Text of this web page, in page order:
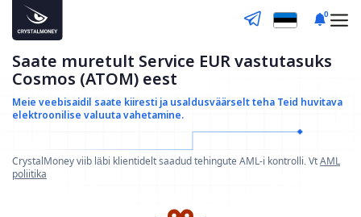
0
Saate muretult Service EUR vastutasuks
Cosmos (ATOM) eest
Meie veebisaidil saate kiiresti ja usaldusväärselt teha Teid huvitava
elektroonilise valuuta vahetamine.
CrystalMoney viib läbi klientidelt saadud tehingute AML-i kontrolli. VtAML
poliitika